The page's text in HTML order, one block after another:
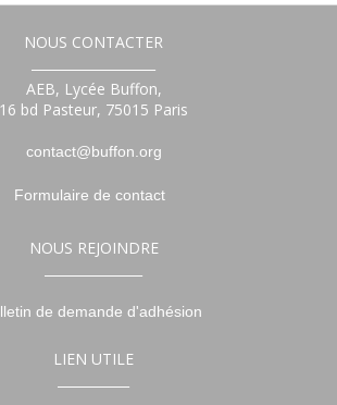
NOUS CONTACTER
AEB, Lycée Buffon,
16 bd Pasteur, 75015 Paris
contact@buffon.org
Formulaire de contact
NOUS REJOINDRE
de demande d'adhésion
LIEN UTILE